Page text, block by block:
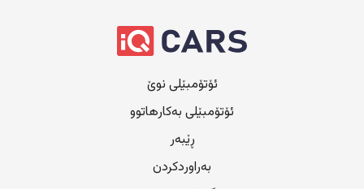
ئۆتۆمبێلی نوێ
ئۆتۆمبێلی بەکارهاتوو
ڕێبەر
بەراوردکردن